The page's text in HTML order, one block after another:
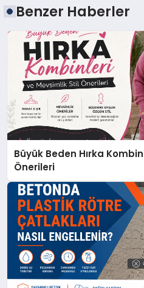
Benzer Haberler
Büyük Beden Hırka
Önerileri